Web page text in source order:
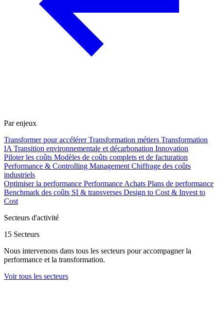
Par enjeux
Transformer pour accélérer Transformation métiers Transformation
IA Transition environnementale et décarbonation Innovation
Piloter les coûts Modèles de coûts complets et de facturation
Performance & Controlling Management Chiffrage des coûts
industriels
Optimiser la performance Performance Achats Plans de performance
Benchmark des coûts SI & transverses Design to Cost & Invest to
Cost
Secteurs d'activité
15 Secteurs
Nous intervenons dans tous les secteurs pour accompagner la
performance et la transformation.
Voir tous les secteurs